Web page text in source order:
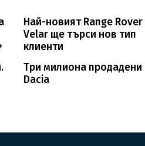
Най-новият Range Rover
Velar ще търси нов тип
клиенти
Три милиона продадени
Dacia